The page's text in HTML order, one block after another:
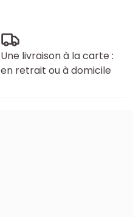
Une livraison à la carte :
en retrait ou à domicile